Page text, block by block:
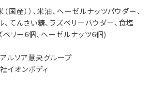
国産））、米油、ヘーゼルナッツパウダー、
、てんさい糖、ラズベリーパウダー、食塩
リー6個、ヘーゼルナッツ6個)
ルソア慧央グループ
イオンボディ